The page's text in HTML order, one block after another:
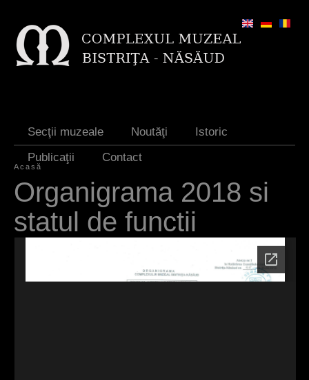
Secţii muzeale Noutăţi
Istoric
Publicaţii
Contact
E
t
Acasă
Organigrama 2018 si
statul de functii